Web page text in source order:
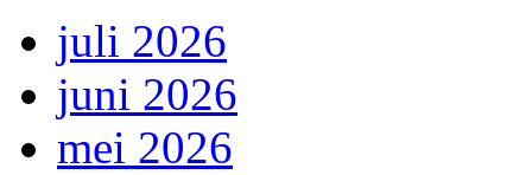
juli 2026
juni 2026
mei 2026